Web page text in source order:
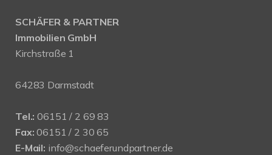
SCHÄFER & PARTNER
Immobilien GmbH
Kirchstraße 1
64283 Darmstadt
Tel.: 06151 / 2 69 83
Fax: 06151 / 2 30 65
E-Mail: info@schaeferundpartner.de